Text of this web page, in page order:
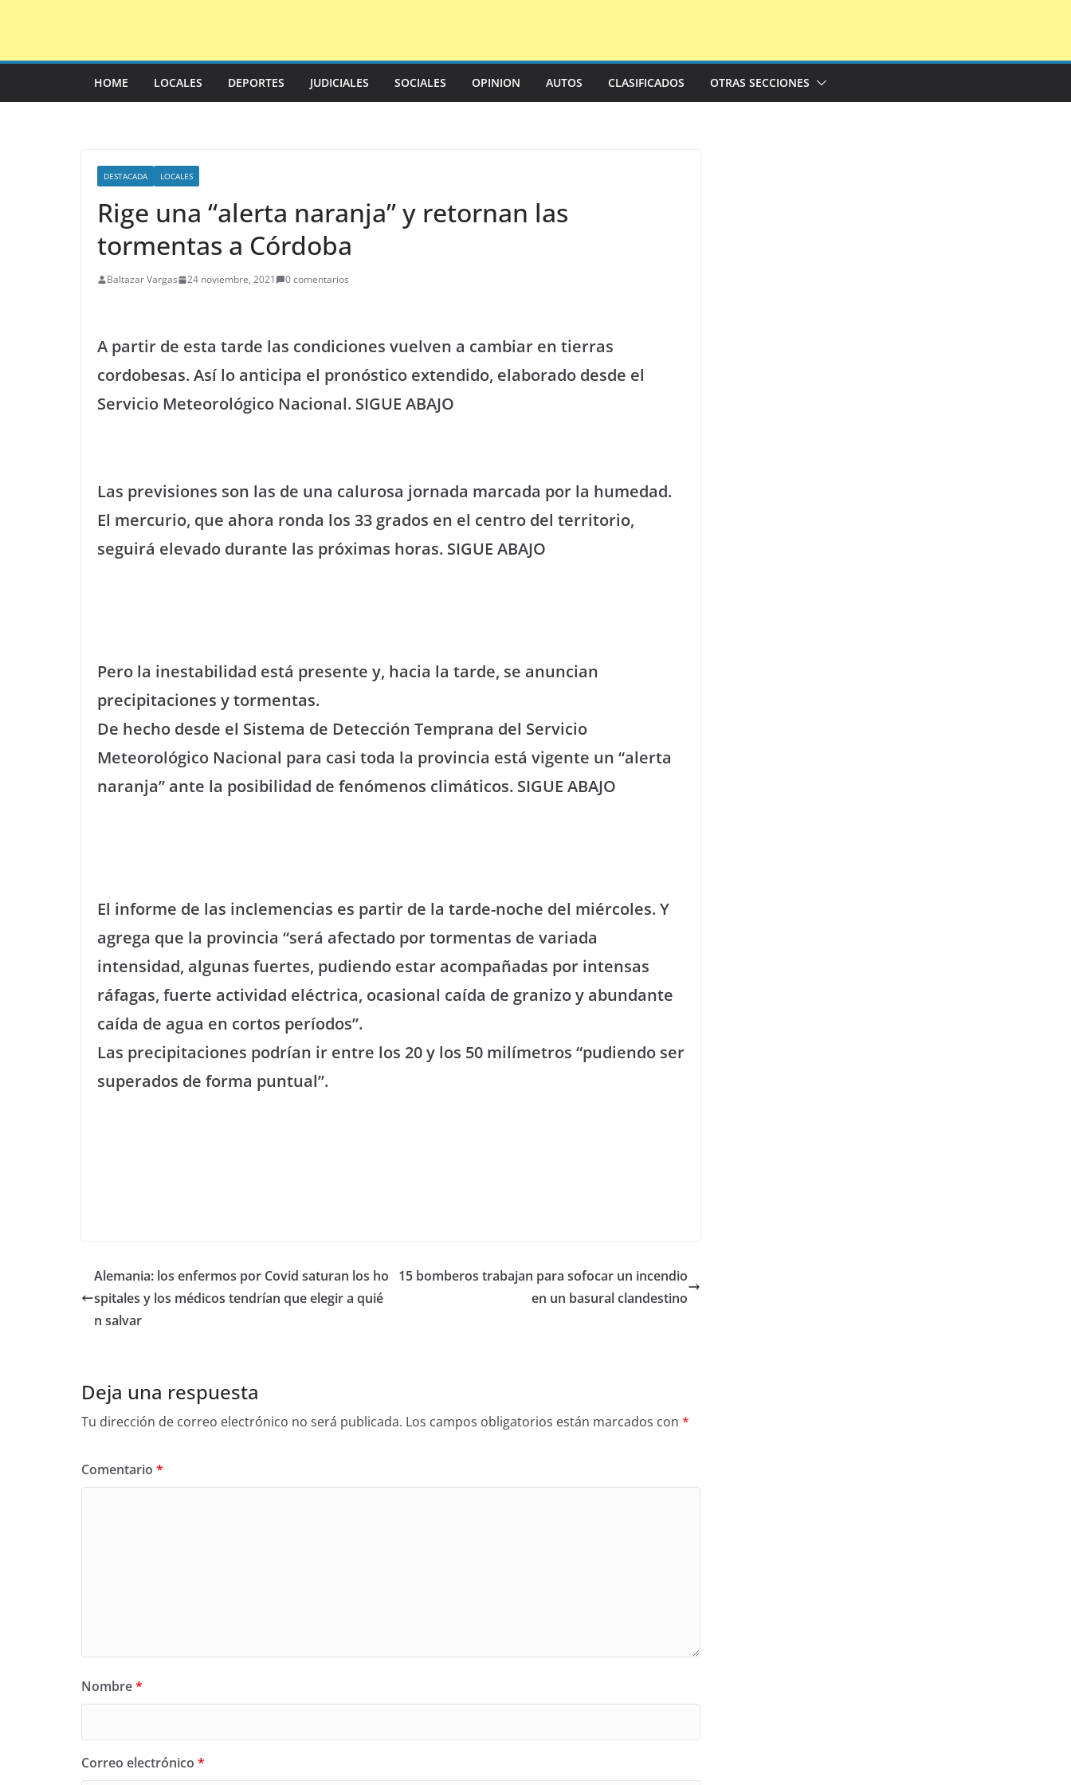
HOME LOCALES DEPORTES JUDICIALES SOCIALES OPINION AUTOS CLASIFICADOS OTRAS SECCIONES
DESTACADA LOCALES
Rige una “alerta naranja” y retornan las
tormentas a Córdoba
Baltazar Vargas 24 noviembre, 2021 0 comentarios
A partir de esta tarde las condiciones vuelven a cambiar en tierras
cordobesas. Así lo anticipa el pronóstico extendido, elaborado desde el
Servicio Meteorológico Nacional. SIGUE ABAJO
Las previsiones son las de una calurosa jornada marcada por la humedad.
El mercurio, que ahora ronda los 33 grados en el centro del territorio,
seguirá elevado durante las próximas horas. SIGUE ABAJO
Pero la inestabilidad está presente y, hacia la tarde, se anuncian
precipitaciones y tormentas.
De hecho desde el Sistema de Detección Temprana del Servicio
Meteorológico Nacional para casi toda la provincia está vigente un “alerta
naranja” ante la posibilidad de fenómenos climáticos. SIGUE ABAJO
El informe de las inclemencias es partir de la tarde-noche del miércoles. Y
agrega que la provincia “será afectado por tormentas de variada
intensidad, algunas fuertes, pudiendo estar acompañadas por intensas
ráfagas, fuerte actividad eléctrica, ocasional caída de granizo y abundante
caída de agua en cortos períodos”.
Las precipitaciones podrían ir entre los 20 y los 50 milímetros “pudiendo ser
superados de forma puntual”.
Alemania: los enfermos por Covid saturan los ho
spitales y los médicos tendrían que elegir a quié
n salvar
15 bomberos trabajan para sofocar un incendio
en un basural clandestino
Deja una respuesta
Tu dirección de correo electrónico no será publicada. Los campos obligatorios están marcados con *
Comentario *
Nombre*
Correo electrónico *